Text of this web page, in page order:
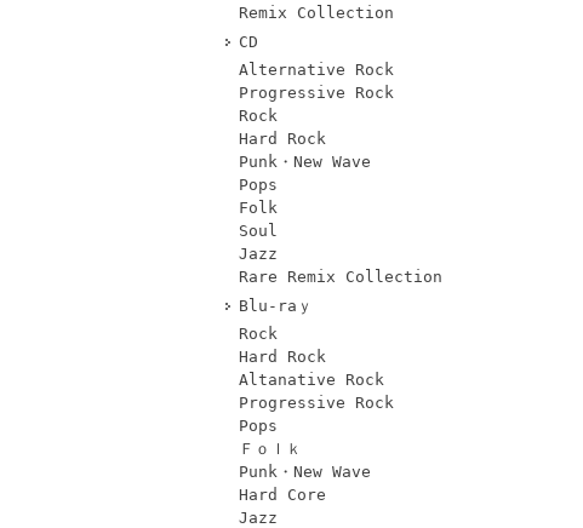
Remix Collection
CD
Alternative Rock
Progressive Rock
Rock
Hard Rock
Punk・New Wave
Pops
Folk
Soul
Jazz
Rare Remix Collection
Blu-raｙ
Rock
Hard Rock
Altanative Rock
Progressive Rock
Pops
Ｆｏｌｋ
Punk・New Wave
Hard Core
Jazz